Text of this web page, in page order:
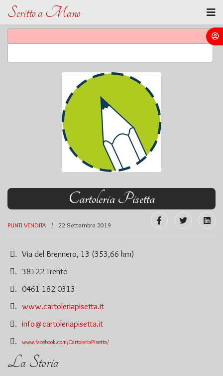
Scritto a Mano
Cartoleria Pisetta
PUNTI VENDITA 22 Settembre 2019
. Via del Brennero, 13 (353,66 km)
. 38122 Trento
. 0461 182 0313
. www.cartoleriapisetta.it
. info@cartoleriapisetta.it
. www.facebook.com/CartoleriaPisetta/
La Storia